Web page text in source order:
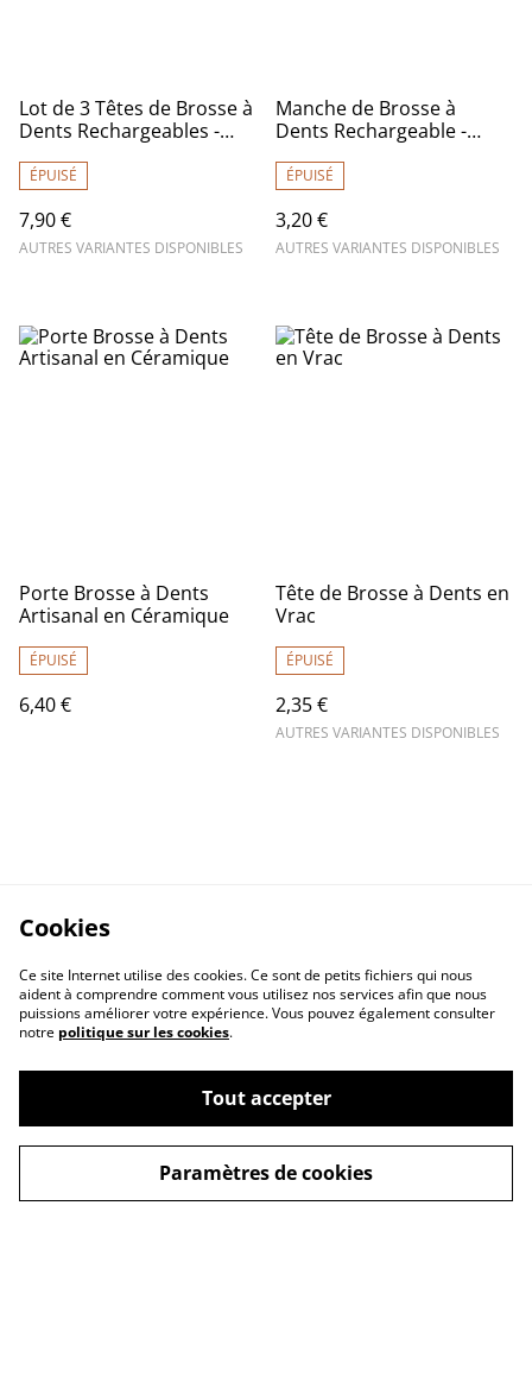
Lot de 3 Têtes de Brosse à
Dents Rechargeables -
ÉPUISÉ
7,90 €
AUTRES VARIANTES DISPONIBLES
Manche de Brosse à
Dents Rechargeable -
ÉPUISÉ
3,20 €
AUTRES VARIANTES DISPONIBLES
Porte Brosse à Dents
Artisanal en Céramique
ÉPUISÉ
6,40 €
Tête de Brosse à Dents en
Vrac
ÉPUISÉ
2,35 €
AUTRES VARIANTES DISPONIBLES
Cookies
Ce site Internet utilise des cookies. Ce sont de petits fichiers qui nous
aident à comprendre comment vous utilisez nos services afin que nous
puissions améliorer votre expérience. Vous pouvez également consulter
notre politique sur les cookies.
Tout accepter
Paramètres de cookies